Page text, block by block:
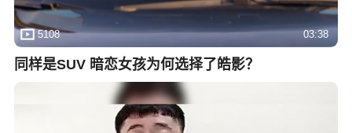
5108 03:38
同样是SUV 暗恋女孩为何选择了皓影？